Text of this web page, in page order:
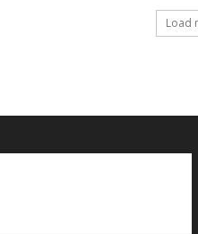
Load